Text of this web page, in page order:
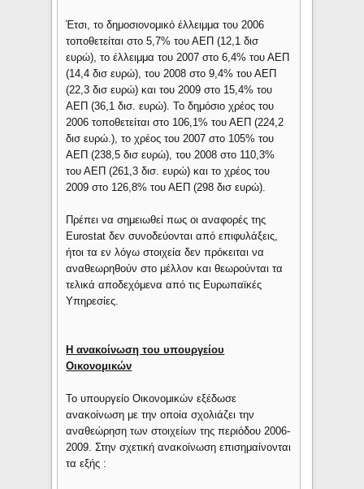
Έτσι, το δημοσιονομικό έλλειμμα του 2006
τοποθετείται στο 5,7% του ΑΕΠ (12,1 δισ
ευρώ), το έλλειμμα του 2007 στο 6,4% του ΑΕΠ
(14,4 δισ ευρώ), του 2008 στο 9,4% του ΑΕΠ
(22,3 δισ ευρώ) και του 2009 στο 15,4% του
ΑΕΠ (36,1 δισ. ευρώ). Το δημόσιο χρέος του
2006 τοποθετείται στο 106,1% του ΑΕΠ (224,2
δισ ευρώ.), το χρέος του 2007 στο 105% του
ΑΕΠ (238,5 δισ ευρώ), του 2008 στο 110,3%
του ΑΕΠ (261,3 δισ. ευρώ) και το χρέος του
2009 στο 126,8% του ΑΕΠ (298 δισ ευρώ).
Πρέπει να σημειωθεί πως οι αναφορές της
Eurostat δεν συνοδεύονται από επιφυλάξεις,
ήτοι τα εν λόγω στοιχεία δεν πρόκειται να
αναθεωρηθούν στο μέλλον και θεωρούνται τα
τελικά αποδεχόμενα από τις Ευρωπαϊκές
Υπηρεσίες.
Η ανακοίνωση του υπουργείου
Οικονομικών
Το υπουργείο Οικονομικών εξέδωσε
ανακοίνωση με την οποία σχολιάζει την
αναθεώρηση των στοιχείων της περιόδου 2006-
2009. Στην σχετική ανακοίνωση επισημαίνονται
τα εξής :